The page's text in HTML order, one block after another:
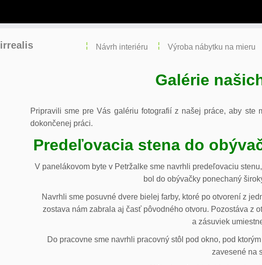
irrealis Návrh interiéru Výroba nábytku na mieru
Galérie
Pripravili sme pre Vás galériu fotografií z našej práce, aby
dokončenej práci.
Predeľovacia stena do
V panelákovom byte v Petržalke sme navrhli predeľovaciu
bol do obývačky ponechaný
Navrhli sme posuvné dvere bielej farby, ktoré po otvorení z
zostava nám zabrala aj časť pôvodného otvoru. Pozostáva z
a zásuviek
Do pracovne sme navrhli pracovný stôl pod okno, pod
zavesené na